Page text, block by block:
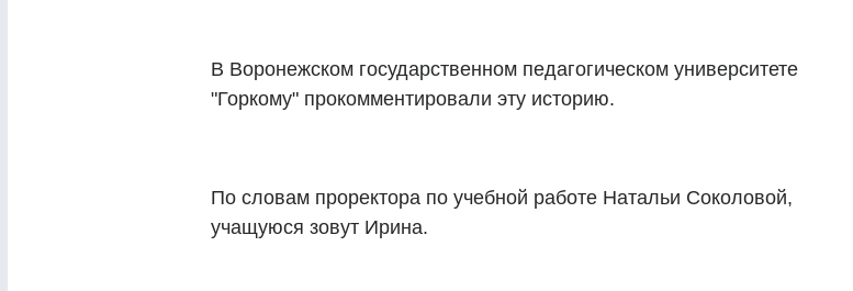
В Воронежском государственном педагогическом университете
"Горкому" прокомментировали эту историю.
По словам проректора по учебной работе Натальи Соколовой,
учащуюся зовут Ирина.